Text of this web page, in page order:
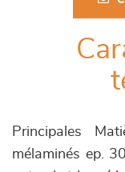
Principales
mélaminés ep.